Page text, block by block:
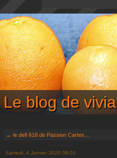
Le blog de
← le defi 618 de Passion Cartes...
Samedi, 4 Janvier 2020 09:01